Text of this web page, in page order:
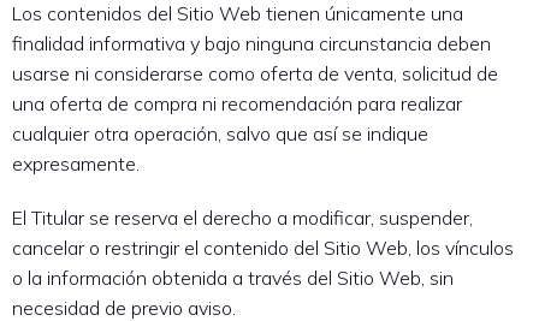
Los contenidos del Sitio Web tienen únicamente una
finalidad informativa y bajo ninguna circunstancia deben
usarse ni considerarse como oferta de venta, solicitud de
una oferta de compra ni recomendación para realizar
cualquier otra operación, salvo que así se indique
expresamente.
El Titular se reserva el derecho a modificar, suspender,
cancelar o restringir el contenido del Sitio Web, los vínculos
o la información obtenida a través del Sitio Web, sin
necesidad de previo aviso.